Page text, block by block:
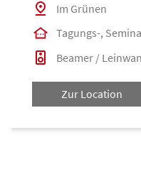
Im Grünen
Tagungs-,
Beamer /
Zur Location